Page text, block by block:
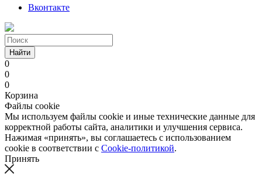
Вконтакте
Найти
0
0
0
Корзина
Файлы cookie
Мы используем файлы cookie и иные технические данные для
корректной работы сайта, аналитики и улучшения сервиса.
Нажимая «принять», вы соглашаетесь с использованием
cookie в соответствии с Cookie-политикой.
Принять